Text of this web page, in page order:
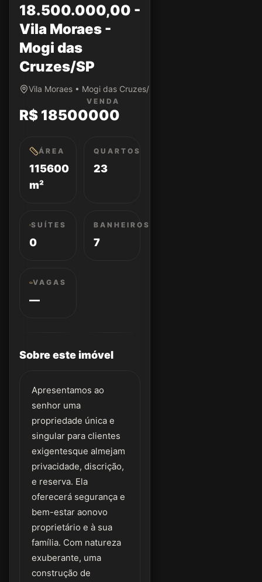
18.500.000,00 -
Vila Moraes -
Mogi das
Cruzes/SP
Vila Moraes • Mogi das Cruzes/SP
VENDA
R$ 18500000
ÁREA
115600
m²
QUARTOS
23
SUÍTES
0
BANHEIROS
7
VAGAS
—
Sobre este imóvel
Apresentamos ao
senhor uma
propriedade única e
singular para clientes
exigentesque almejam
privacidade, discrição,
e reserva. Ela
oferecerá segurança e
bem-estar aonovo
proprietário e à sua
família. Com natureza
exuberante, uma
construção de